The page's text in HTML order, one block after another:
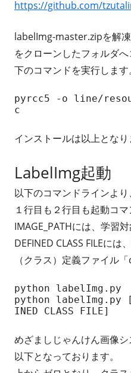
https://github.com/
labelImg-master.zipを解
をクローンしたフォルダ
下のコマンドを実行します。
pyrcc5 -o line/
c
インストールは以上となり
LabelImg起動
以下のコマンドラインよ
１行目も２行目も起動コマ
IMAGE_PATHには、学習
DEFINED CLASS FILEに
（クラス）定義ファイル
python labelImg.py
python labelImg.py
INED CLASS FILE]
めざましじゃんけん画像
以下となっております。